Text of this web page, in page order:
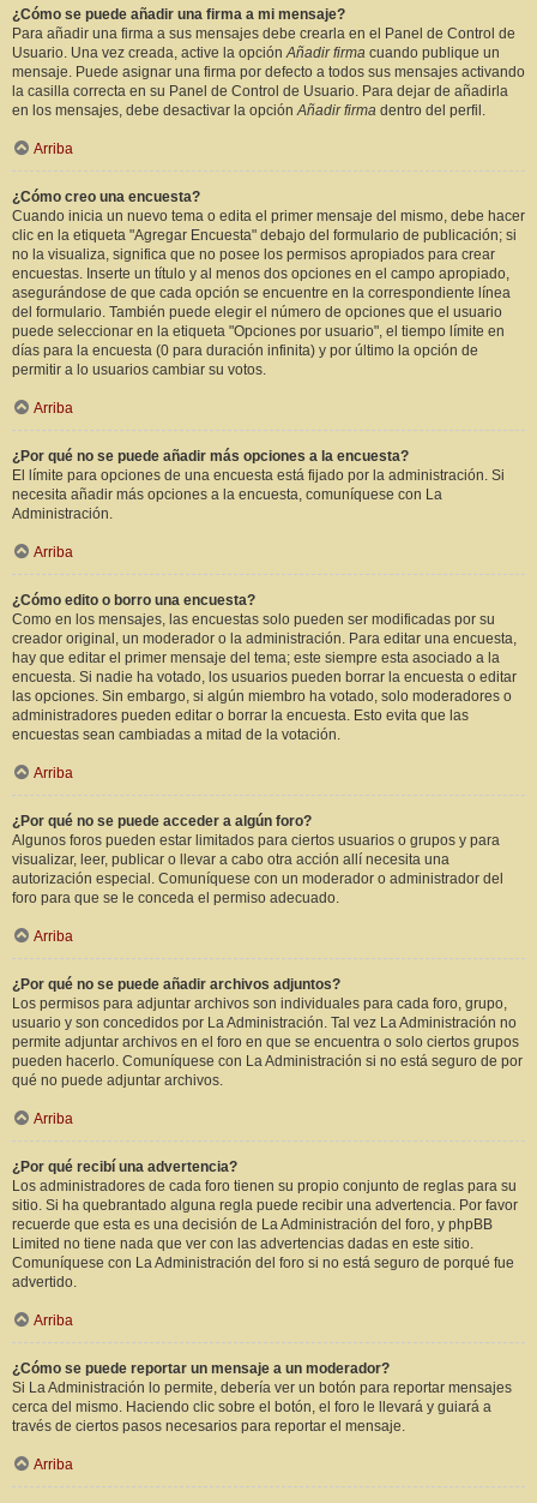
¿Cómo se puede añadir una firma a mi mensaje?
Para añadir una firma a sus mensajes debe crearla en el Panel de Control de
Usuario. Una vez creada, active la opciónAñadir firma cuando publique un
mensaje. Puede asignar una firma por defecto a todos sus mensajes activando
la casilla correcta en su Panel de Control de Usuario. Para dejar de añadirla
en los mensajes, debe desactivar la opciónAñadir firma dentro del perfil.
Arriba
¿Cómo creo una encuesta?
Cuando inicia un nuevo tema o edita el primer mensaje del mismo, debe hacer
clic en la etiqueta "Agregar Encuesta" debajo del formulario de publicación; si
no la visualiza, significa que no posee los permisos apropiados para crear
encuestas. Inserte un título y al menos dos opciones en el campo apropiado,
asegurándose de que cada opción se encuentre en la correspondiente línea
del formulario. También puede elegir el número de opciones que el usuario
puede seleccionar en la etiqueta "Opciones por usuario", el tiempo límite en
días para la encuesta (0 para duración infinita) y por último la opción de
permitir a lo usuarios cambiar su votos.
Arriba
¿Por qué no se puede añadir más opciones a la encuesta?
El límite para opciones de una encuesta está fijado por la administración. Si
necesita añadir más opciones a la encuesta, comuníquese con La
Administración.
Arriba
¿Cómo edito o borro una encuesta?
Como en los mensajes, las encuestas solo pueden ser modificadas por su
creador original, un moderador o la administración. Para editar una encuesta,
hay que editar el primer mensaje del tema; este siempre esta asociado a la
encuesta. Si nadie ha votado, los usuarios pueden borrar la encuesta o editar
las opciones. Sin embargo, si algún miembro ha votado, solo moderadores o
administradores pueden editar o borrar la encuesta. Esto evita que las
encuestas sean cambiadas a mitad de la votación.
Arriba
¿Por qué no se puede acceder a algún foro?
Algunos foros pueden estar limitados para ciertos usuarios o grupos y para
visualizar, leer, publicar o llevar a cabo otra acción allí necesita una
autorización especial. Comuníquese con un moderador o administrador del
foro para que se le conceda el permiso adecuado.
Arriba
¿Por qué no se puede añadir archivos adjuntos?
Los permisos para adjuntar archivos son individuales para cada foro, grupo,
usuario y son concedidos por La Administración. Tal vez La Administración no
permite adjuntar archivos en el foro en que se encuentra o solo ciertos grupos
pueden hacerlo. Comuníquese con La Administración si no está seguro de por
qué no puede adjuntar archivos.
Arriba
¿Por qué recibí una advertencia?
Los administradores de cada foro tienen su propio conjunto de reglas para su
sitio. Si ha quebrantado alguna regla puede recibir una advertencia. Por favor
recuerde que esta es una decisión de La Administración del foro, y phpBB
Limited no tiene nada que ver con las advertencias dadas en este sitio.
Comuníquese con La Administración del foro si no está seguro de porqué fue
advertido.
Arriba
¿Cómo se puede reportar un mensaje a un moderador?
Si La Administración lo permite, debería ver un botón para reportar mensajes
cerca del mismo. Haciendo clic sobre el botón, el foro le llevará y guiará a
través de ciertos pasos necesarios para reportar el mensaje.
Arriba